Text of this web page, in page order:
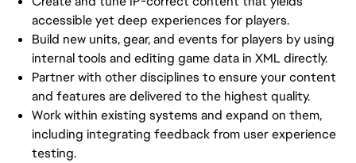
accessible yet deep experiences for players.
Build new units, gear, and events for players by using
internal tools and editing game data in XML directly.
Partner with other disciplines to ensure your content
and features are delivered to the highest quality.
Work within existing systems and expand on them,
including integrating feedback from user experience
testing.